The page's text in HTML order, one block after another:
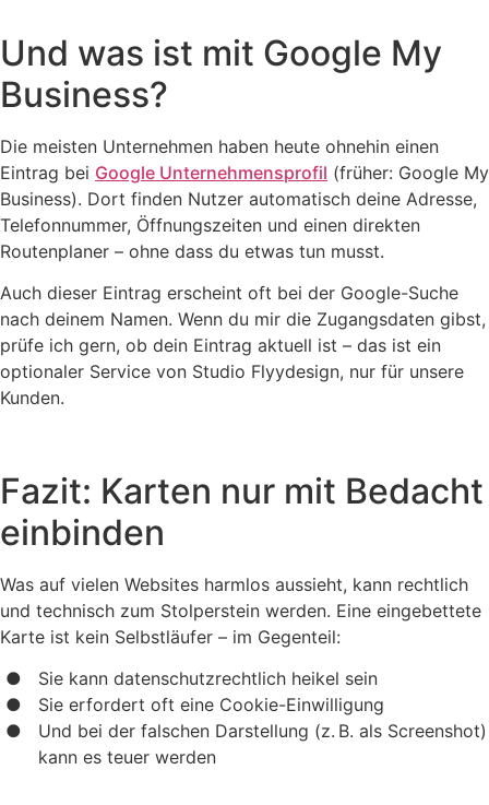
Und was ist mit Google My
Business?
Die meisten Unternehmen haben heute ohnehin einen
Eintrag bei Google Unternehmensprofil (früher: Google My
Business). Dort finden Nutzer automatisch deine Adresse,
Telefonnummer, Öffnungszeiten und einen direkten
Routenplaner – ohne dass du etwas tun musst.
Auch dieser Eintrag erscheint oft bei der Google-Suche
nach deinem Namen. Wenn du mir die Zugangsdaten gibst,
prüfe ich gern, ob dein Eintrag aktuell ist – das ist ein
optionaler Service von Studio Flyydesign, nur für unsere
Kunden.
Fazit: Karten nur mit Bedacht
einbinden
Was auf vielen Websites harmlos aussieht, kann rechtlich
und technisch zum Stolperstein werden. Eine eingebettete
Karte ist kein Selbstläufer – im Gegenteil:
Sie kann datenschutzrechtlich heikel sein
Sie erfordert oft eine Cookie-Einwilligung
Und bei der falschen Darstellung (z. B. als Screenshot)
kann es teuer werden